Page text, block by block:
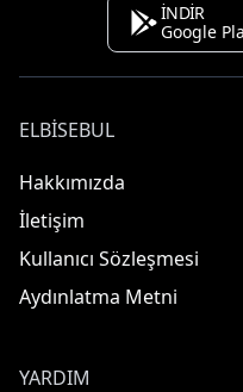
İNDİR
Google
ELBISEBUL
Hakkımızda
İletişim
Kullanıcı Sözleşmesi
Aydınlatma Metni
YARDIM